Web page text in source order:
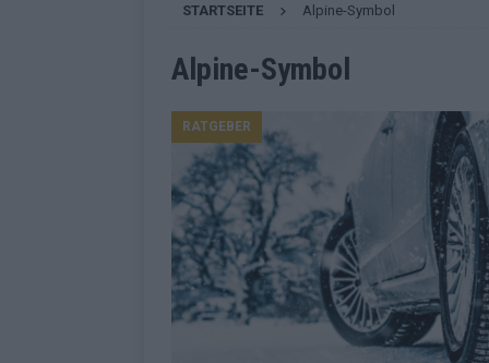
[ Mai 2026 ] Von JJ bis Lordi: Das
[ Mai 2026 ] Finnland auf Platz 17,
[ Mai 2026 ] ESC-Finale 2026:
KOMMENTAR
[ Mai 2026 ] „Douze Points“,
Wettbewerbs EUROVISION
[ Mai 2026 ] ESC-Finale komplett: 20
Überblick EUROVISION
ESC 2026: JJ performt
STARTSEITE Alpine-Symbol
Alpine-Symbol
RATGEBER